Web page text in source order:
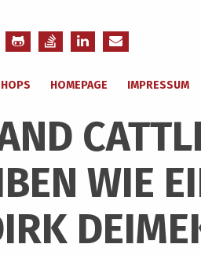
HOMEPAGE IMPRESSUM
WIE